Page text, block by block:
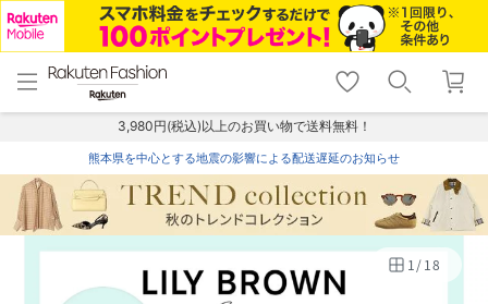
menu home
トップ
shopping_cart lock_outline
ログイン
3,980円(税込)以上のお買い物で送料無料！
熊本県を中心とする地震の影響による配送遅延のお知らせ
1/18